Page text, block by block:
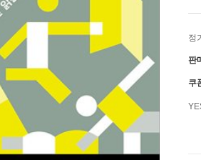
정
판
쿠